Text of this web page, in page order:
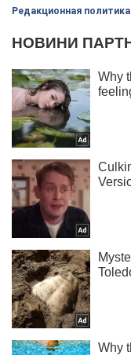
Редакционная политика